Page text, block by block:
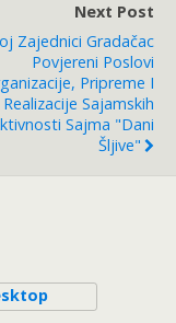
Next Post
Zajednici Gradačac
Povjereni Poslovi
Pripreme I
Realizacije Sajamskih
Sajma "Dani
Šljive"